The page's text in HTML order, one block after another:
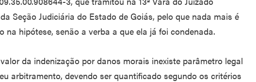
Seção Judiciária do Estado de Goiás, pelo que nada mais é
na hipótese, senão a verba a que ela já foi condenada.
da indenização por danos morais inexiste parâmetro legal
arbitramento, devendo ser quantificado segundo os critérios